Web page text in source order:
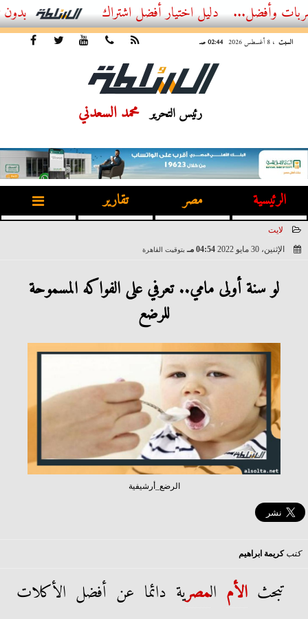
أفضل اشتراك IPTV بدون تقطيع 2026 – دليل المشاهد العصري
السبت ، 8 أغسطس 2026 02:44 صـ
رئيس التحرير محمد السعدني
الرئيسية مصر تقارير
لايت
الإثنين، 30 مايو 2022
04:54 مـ بتوقيت القاهرة
لو سنة أولى مامي.. تعرفي على الفواكه المسموحة
للرضع
الرضع_أرشيفية
كتبكريمة ابراهيم
تبحثالأم المصرية دائما عن أفضل الأكلات